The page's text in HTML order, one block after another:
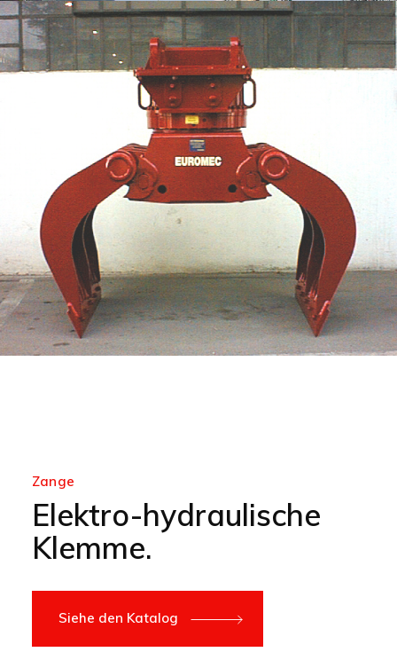
Zange
Elektro-hydraulische
Klemme.
Siehe den Katalog